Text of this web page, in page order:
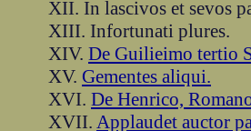
XII. In lascivos et sevos
XIII. Infortunati plures.
XIV. De Guilieimo tertio
XV. Gementes aliqui.
XVI. De Henrico,
XVII. Applaudet auctor